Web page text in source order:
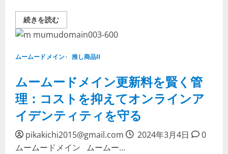
影
響
を
す
つ
て
詳
く
読
む
続きを読むム
ー
ム
ー
メ
イ
で.co.jp
を
得：
日
本
の
ジ
ネ
ス
ムームードメイン 推し商品II
ムームードメイン更新料を賢く管
理：コストを抑えてオンラインア
イデンティティを守る
pikakichi2015@gmail.com 2024年3月4日
0
ムームードメイン ムームー…